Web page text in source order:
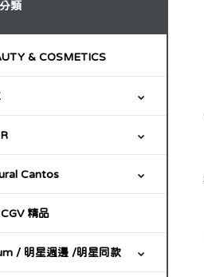
類
& COSMETICS
Cantos
精品
/ 明星週邊 /明星同款